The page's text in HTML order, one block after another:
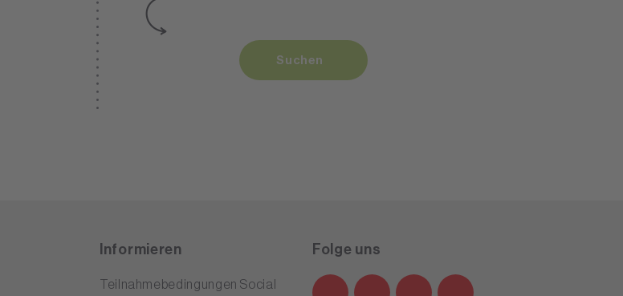
Suchen
Informieren
Teilnahmebedingungen Social
Folge uns